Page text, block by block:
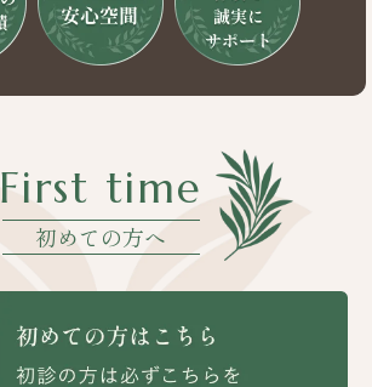
First time
初めての方へ